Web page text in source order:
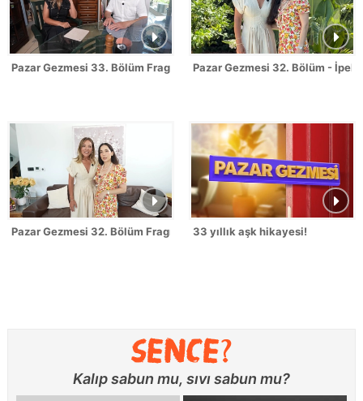
Pazar Gezmesi 33. Bölüm Fragmanı - Tarık Papuççuoğlu
Pazar Gezmesi 32. Bölüm - İpek
Pazar Gezmesi 32. Bölüm Fragmanı - İpek Açar Kömürcü
33 yıllık aşk hikayesi!
Kalıp sabun mu, sıvı sabun mu?